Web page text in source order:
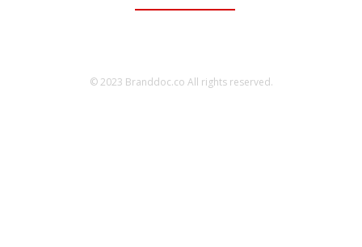
© 2023 Branddoc.co All rights reserved.